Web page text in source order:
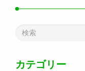
カテゴリー